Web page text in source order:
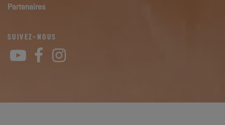
Partenaires
SUIVEZ-NOUS
YouTube
Facebook
Instagram